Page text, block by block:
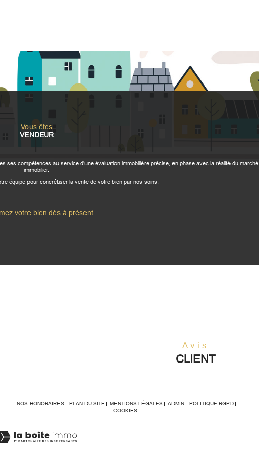
Vous êtes
VENDEUR
ses compétences au service d'une évaluation immobilière précise, en phase avec la réalité du marché
immobilier.
équipe pour concrétiser la vente de votre bien par nos soins.
votre bien dès à présent
Avis
CLIENT
NOS HONORAIRES PLAN DU SITE MENTIONS LÉGALES ADMIN
POLITIQUE RGPD
COOKIES